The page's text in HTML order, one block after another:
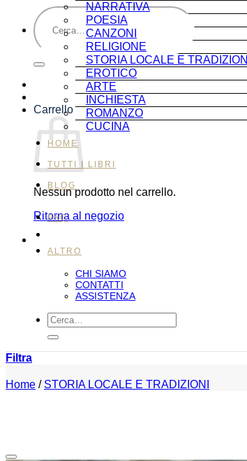
Cerca:
Carrello
Nessun prodotto nel carrello.
Ritorna al negozio
NARRATIVA
POESIA
CANZONI
RELIGIONE
STORIA LOCALE E TRADIZIONI
EROTICO
ARTE
INCHIESTA
ROMANZO
CUCINA
HOME
TUTTI I LIBRI
BLOG
FAQ
ALTRO
CHI SIAMO
CONTATTI
ASSISTENZA
Cerca:
Filtra
Home / STORIA LOCALE E TRADIZIONI